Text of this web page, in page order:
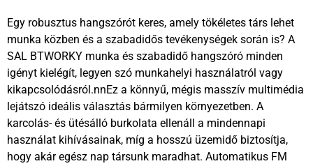
Egy robusztus hangszórót keres, amely tökéletes társ lehet
munka közben és a szabadidős tevékenységek során is? A
SAL BTWORKY munka és szabadidő hangszóró minden
igényt kielégít, legyen szó munkahelyi használatról vagy
kikapcsolódásról.nnEz a könnyű, mégis masszív multimédia
lejátszó ideális választás bármilyen környezetben. A
karcolás- és ütésálló burkolata ellenáll a mindennapi
használat kihívásainak, míg a hosszú üzemidő biztosítja,
hogy akár egész nap társunk maradhat. Automatikus FM